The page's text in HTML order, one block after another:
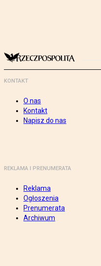
KONTAKT
O nas
Kontakt
Napisz do nas
REKLAMA I PRENUMERATA
Reklama
Ogłoszenia
Prenumerata
Archiwum